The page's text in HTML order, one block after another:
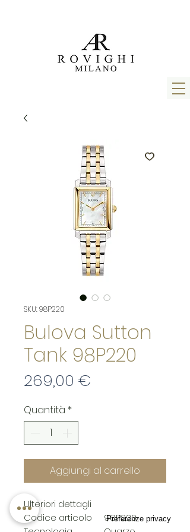
SKU: 98P220
Bulova Sutton
Tank 98P220
269,00 €
Quantità *
Aggiungi al carrello
Ulteriori dettagli
Codice articolo
98P220